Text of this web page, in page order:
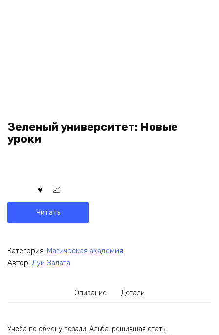
Зеленый университет: Новые
уроки
Читать
Категория: Магическая академия
Автор: Луи Залата
Описание Детали
Учеба по обмену позади. Альба, решившая стать